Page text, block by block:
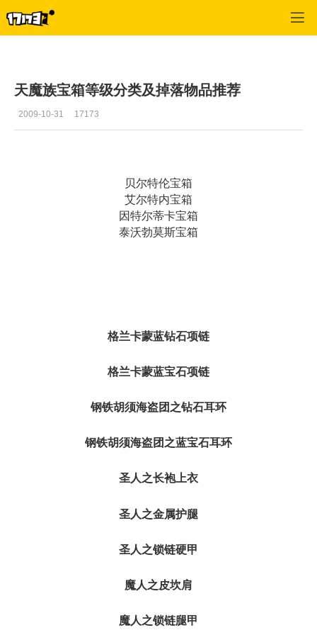
天魔族宝箱等级分类及掉落物品推荐
2009-10-31 17173
贝尔特伦宝箱
艾尔特内宝箱
因特尔蒂卡宝箱
泰沃勃莫斯宝箱
格兰卡蒙蓝钻石项链
格兰卡蒙蓝宝石项链
钢铁胡须海盗团之钻石耳环
钢铁胡须海盗团之蓝宝石耳环
圣人之长袍上衣
圣人之金属护腿
圣人之锁链硬甲
魔人之皮坎肩
魔人之锁链腿甲